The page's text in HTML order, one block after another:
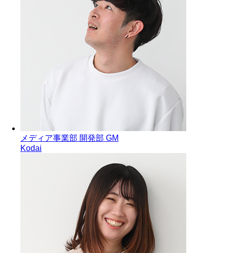
メディア事業部 開発部 GM
Kodai